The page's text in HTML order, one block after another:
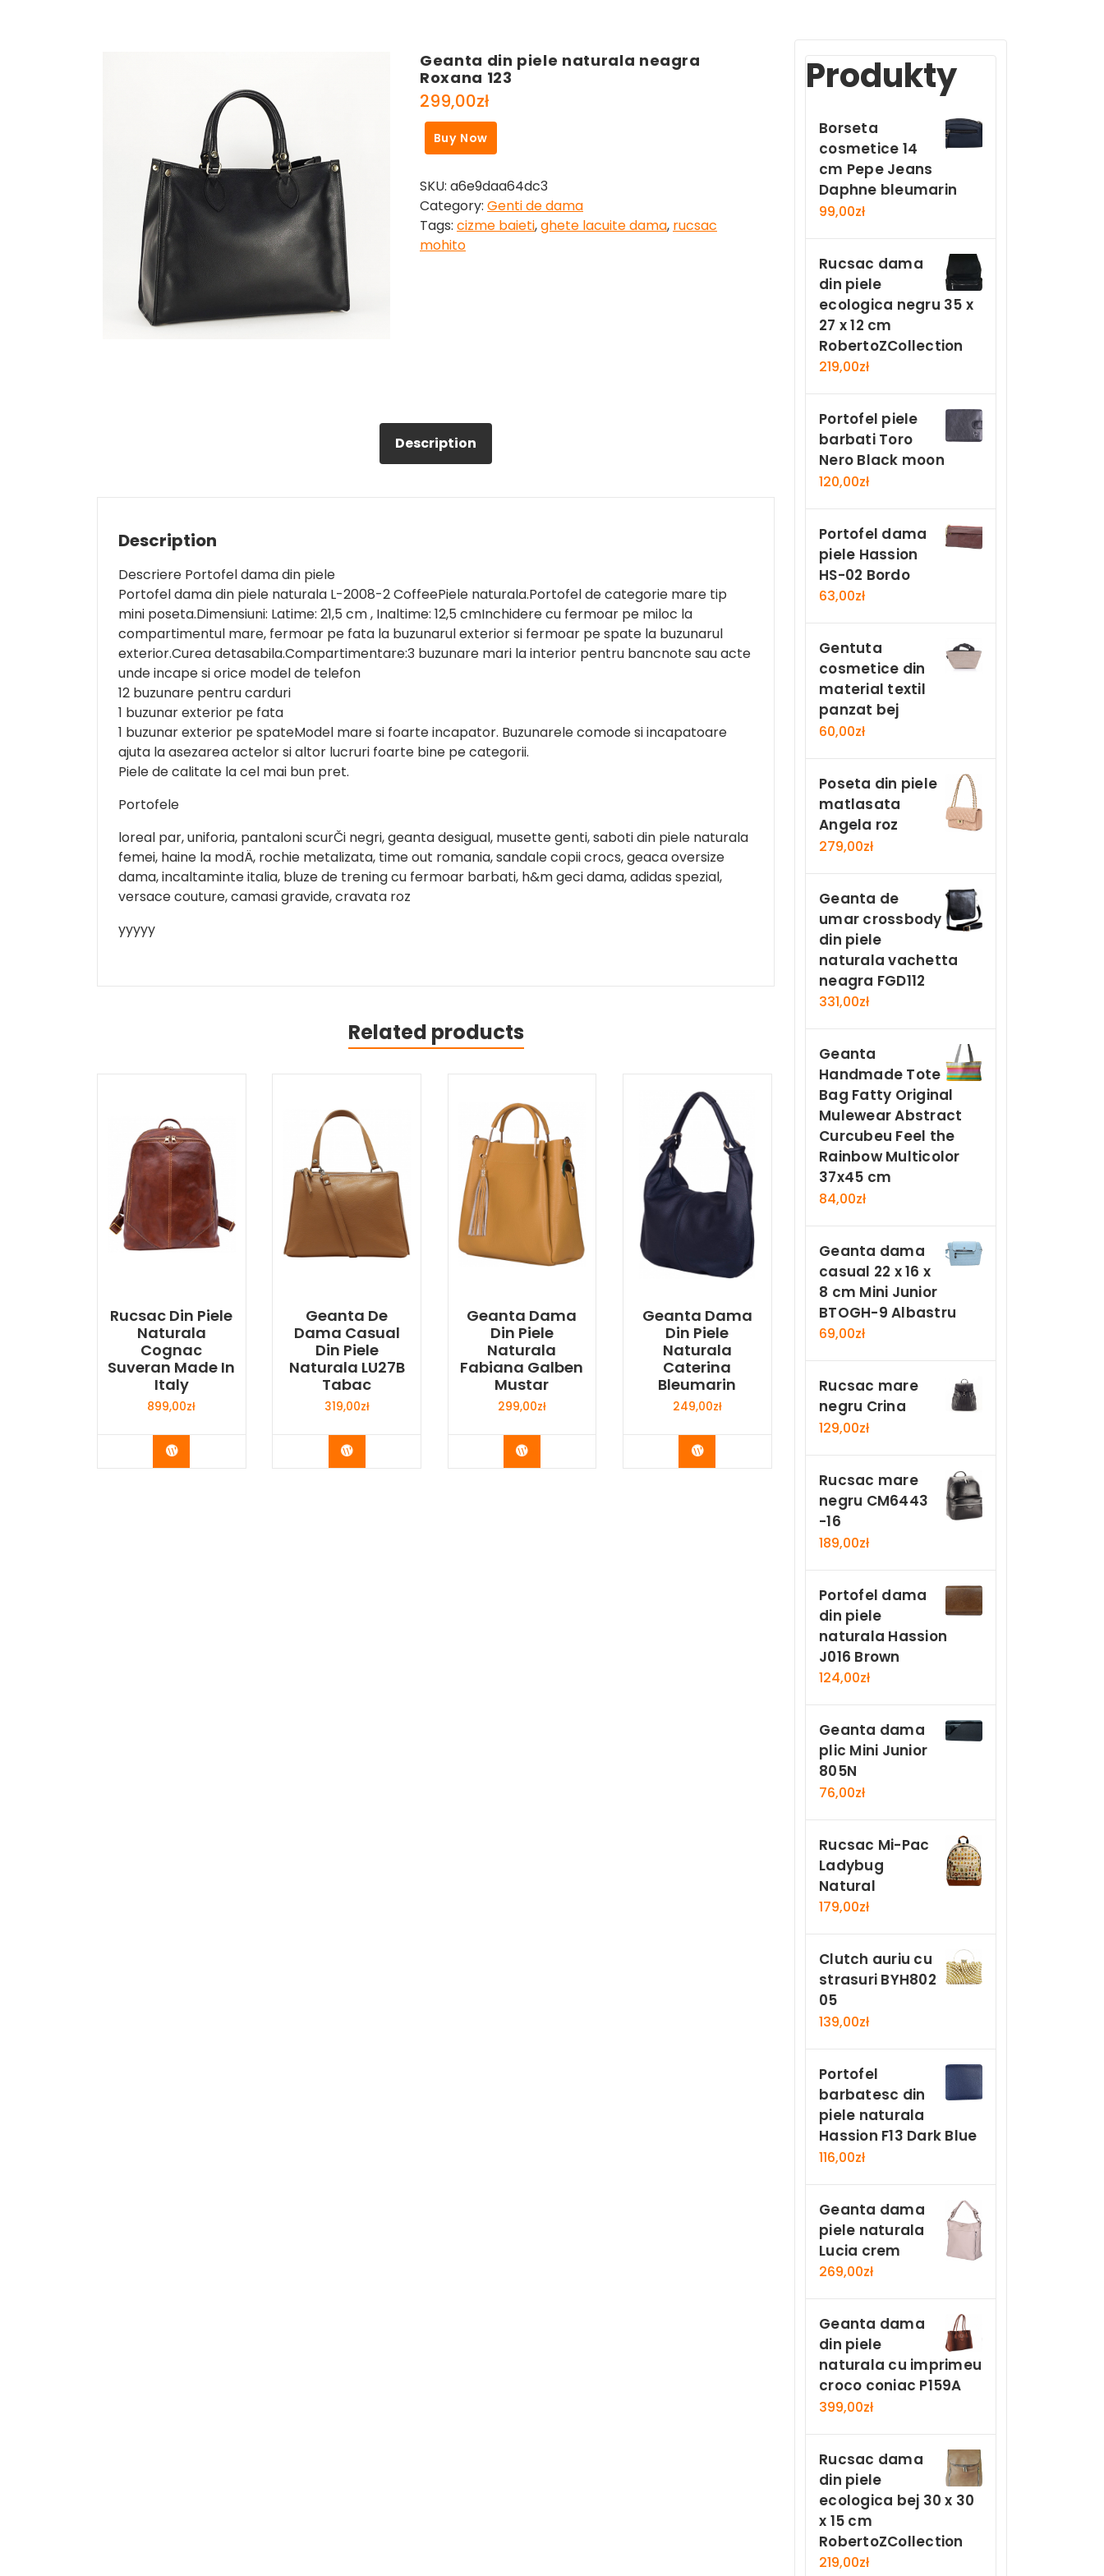
Geanta din piele naturala neagra
Roxana 123
299,00zł
Buy Now
SKU: a6e9daa64dc3
Category: Genti de dama
Tags: cizme baieti,ghete lacuite dama, rucsac
mohito
Description
Description
Descriere Portofel dama din piele
Portofel dama din piele naturala L-2008-2 CoffeePiele naturala.Portofel de categorie mare tip
mini poseta.Dimensiuni: Latime: 21,5 cm , Inaltime: 12,5 cmInchidere cu fermoar pe miloc la
compartimentul mare, fermoar pe fata la buzunarul exterior si fermoar pe spate la buzunarul
exterior.Curea detasabila.Compartimentare:3 buzunare mari la interior pentru bancnote sau acte
unde incape si orice model de telefon
12 buzunare pentru carduri
1 buzunar exterior pe fata
1 buzunar exterior pe spateModel mare si foarte incapator. Buzunarele comode si incapatoare
ajuta la asezarea actelor si altor lucruri foarte bine pe categorii.
Piele de calitate la cel mai bun pret.
Portofele
loreal par, uniforia, pantaloni scurČi negri, geanta desigual, musette genti, saboti din piele naturala
femei, haine la modÄ, rochie metalizata, time out romania, sandale copii crocs, geaca oversize
dama, incaltaminte italia, bluze de trening cu fermoar barbati, h&m geci dama, adidas spezial,
versace couture, camasi gravide, cravata roz
yyyyy
Related products
Rucsac Din Piele
Naturala
Cognac
Suveran Made In
Italy
899,00zł
Buy Now
Geanta De
Dama Casual
Din Piele
Naturala LU27B
Tabac
319,00zł
Buy Now
Geanta Dama
Din Piele
Naturala
Fabiana Galben
Mustar
299,00zł
Buy Now
Geanta Dama
Din Piele
Naturala
Caterina
Bleumarin
249,00zł
Buy Now
Produkty
Borseta
cosmetice 14
cm Pepe Jeans
Daphne bleumarin
99,00zł
Rucsac dama
din piele
ecologica negru 35 x
27 x 12 cm
RobertoZCollection
219,00zł
Portofel piele
barbati Toro
Nero Black moon
120,00zł
Portofel dama
piele Hassion
HS-02 Bordo
63,00zł
Gentuta
cosmetice din
material textil
panzat bej
60,00zł
Poseta din piele
matlasata
Angela roz
279,00zł
Geanta de
umar crossbody
din piele
naturala vachetta
neagra FGD112
331,00zł
Geanta
Handmade Tote
Bag Fatty Original
Mulewear Abstract
Curcubeu Feel the
Rainbow Multicolor
37x45 cm
84,00zł
Geanta dama
casual 22 x 16 x
8 cm Mini Junior
BTOGH-9 Albastru
69,00zł
Rucsac mare
negru Crina
129,00zł
Rucsac mare
negru CM6443
-16
189,00zł
Portofel dama
din piele
naturala Hassion
J016 Brown
124,00zł
Geanta dama
plic Mini Junior
805N
76,00zł
Rucsac Mi-Pac
Ladybug
Natural
179,00zł
Clutch auriu cu
strasuri BYH802
05
139,00zł
Portofel
barbatesc din
piele naturala
Hassion F13 Dark Blue
116,00zł
Geanta dama
piele naturala
Lucia crem
269,00zł
Geanta dama
din piele
naturala cu imprimeu
croco coniac P159A
399,00zł
Rucsac dama
din piele
ecologica bej 30 x 30
x 15 cm
RobertoZCollection
219,00zł